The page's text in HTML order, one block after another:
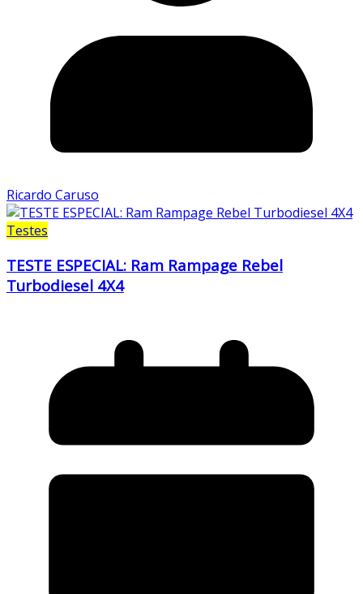
Ricardo Caruso
Testes
TESTE ESPECIAL: Ram Rampage Rebel
Turbodiesel 4X4